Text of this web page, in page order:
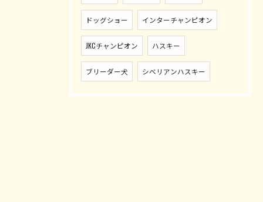
ドッグショー インターチャンピオン
JKCチャンピオン ハスキー
ブリーダー犬 シベリアンハスキー